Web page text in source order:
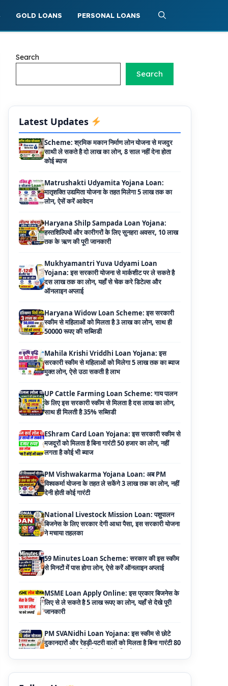
GOLD LOANS PERSONAL LOANS
Search
Search
Latest Updates
के लिए LIC से ले सकते है 8 लाख तक का लोन, मिलती है
लोन, कम ब्याज के साथ मिलती है 15% सब्सिडी
Labour House Construction Loan
साथी ले सकते है दो लाख का लोन, 8 साल नहीं देना होता
Matrushakti Udyamita Yojana Loan:
मातृशक्ति उद्यमिता योजना के तहत मिलेगा 5 लाख तक का
लोन, ऐसें करें आवेदन
हस्तशिल्पियों और कारीगरों के लिए सुनहरा अवसर, 10 लाख
तक के ऋण की पूरी जानकारी
Yojana: इस सरकारी योजना से मार्कशीट पर ले सकते है
दस लाख तक का लोन, यहाँ से चेक करे डिटेल्स और
ऑनलाइन अप्लाई
Haryana Widow Loan Scheme: इस सरकारी
स्कीम से महिलाओं को मिलता है 3 लाख का लोन, साथ ही
50000 रूपए की सब्सिडी
सरकारी स्कीम से महिलाओं को मिलेगा 5 लाख तक का ब्याज
मुक्त लोन, ऐसे उठा सकती है लाभ
के लिए इस सरकारी स्कीम से मिलता है दस लाख का लोन,
साथ ही मिलती है 35% सब्सिडी
मजदूरों को मिलता है बिना गारंटी 50 हजार का लोन, नहीं
लगता है कोई भी ब्याज
PM Vishwakarma Yojana Loan: अब PM
विश्वकर्मा योजना के तहत ले सकेंगे 3 लाख तक का लोन, नहीं
देनी होती कोई गारंटी
बिजनेस के लिए सरकार देगी आधा पैसा, इस सरकारी योजना
ने मचाया तहलका
59 Minutes Loan Scheme: सरकार की इस स्कीम
से मिनटों में पास होगा लोन, ऐसे करें ऑनलाइन अप्लाई
लिए से ले सकते है 5 लाख रूपए का लोन, यहाँ से देखे पूरी
जानकारी
PM SVANidhi Loan Yojana: इस स्कीम से छोटे
दुकानदारों और रेहड़ी-पटरी वालों को मिलता है बिना गारंटी 80
हजार का लोन, मिलेगी 9% की सब्सिडी
Haryana Self Help Group Loan 2026: स्वयं
सहायता समूह महिलाओं को मिल रहा है ₹10 लाख तक का
लोन, ऐसे करें आवेदन